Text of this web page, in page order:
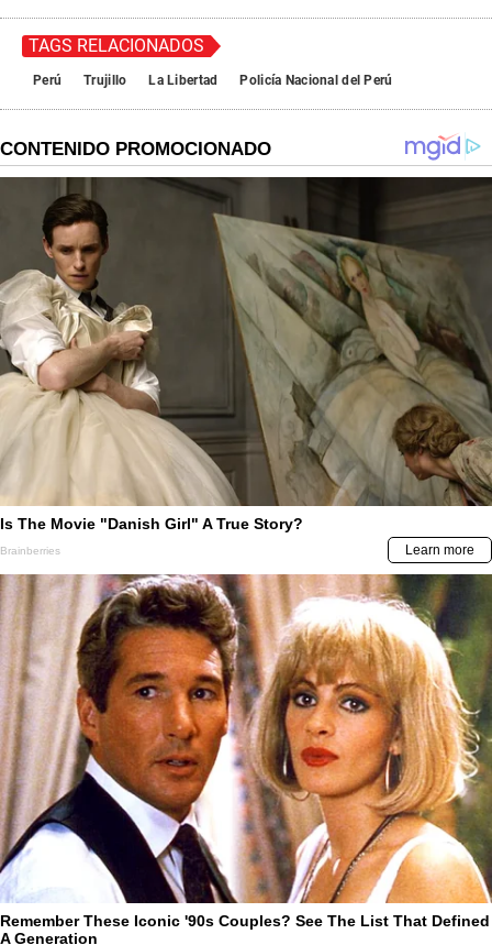
TAGS RELACIONADOS
Perú Trujillo La Libertad Policía Nacional del Perú